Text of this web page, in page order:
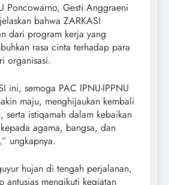
Poncowarno, Gesti Anggraeni
bahwa ZARKASI
dari program kerja yang
rasa cinta terhadap para
organisasi.
ini, semoga PAC IPNU-IPPNU
maju, menghijaukan kembali
serta istiqamah dalam kebaikan
agama, bangsa, dan
ungkapnya.
hujan di tengah perjalanan,
antusias mengikuti kegiatan